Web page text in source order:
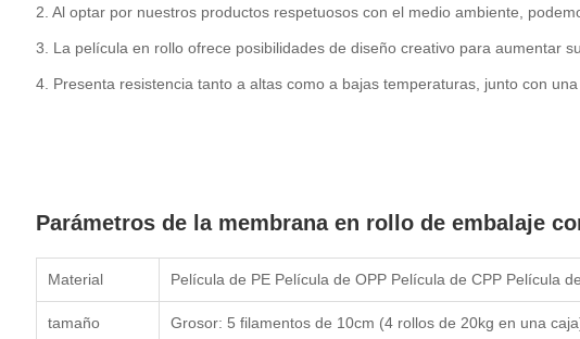
2. Al optar por nuestros productos respetuosos con el medio ambiente,
3. La película en rollo ofrece posibilidades de diseño creativo para aumentar
4. Presenta resistencia tanto a altas como a bajas temperaturas, junto con
Parámetros de la membrana en rollo de embalaje
Material Película de PE Película de OPP Película de CPP Película
tamaño Grosor: 5 filamentos de 10cm (4 rollos de 20kg en una